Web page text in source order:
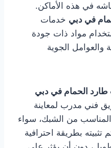
في هذه الأماكن.
في دبي خدمات
مواد ذات جودة
الجوية
الحمام في دبي
فني مدرب لمعاينة
المناسب من الشبك، سواء
تثبيته بطريقة احترافية